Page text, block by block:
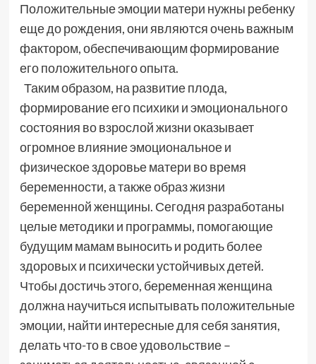
Положительные эмоции матери нужны ребенку
еще до рождения, они являются очень важным
фактором, обеспечивающим формирование
его положительного опыта.
Таким образом, на развитие плода,
формирование его психики и эмоционального
состояния во взрослой жизни оказывает
огромное влияние эмоциональное и
физическое здоровье матери во время
беременности, а также образ жизни
беременной женщины. Сегодня разработаны
целые методики и программы, помогающие
будущим мамам выносить и родить более
здоровых и психически устойчивых детей.
Чтобы достичь этого, беременная женщина
должна научиться испытывать положительные
эмоции, найти интересные для себя занятия,
делать что-то в свое удовольствие –